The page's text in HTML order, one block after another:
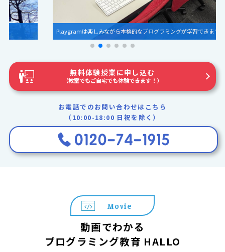
Playgramは楽しみながら本格的なプログラミングが学習できます！
無料体験授業に申し込む
（教室でもご自宅でも体験できます！）
お電話でのお問い合わせはこちら
（10:00-18:00 日祝を除く）
Movie
動画でわかる
プログラミング教育 HALLO